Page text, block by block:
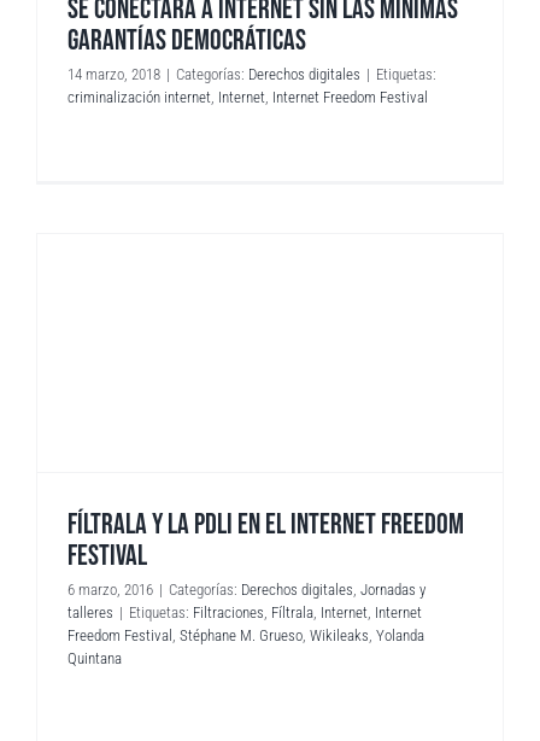
SE CONECTARÁ A INTERNET SIN LAS MÍNIMAS
GARANTÍAS DEMOCRÁTICAS
14 marzo, 2018 | Categorías: Derechos digitales | Etiquetas:
criminalización internet Internet Internet Freedom Festival
FÍLTRALA Y LA PDLI EN EL INTERNET FREEDOM
FESTIVAL
6 marzo, 2016 | Categorías: Derechos digitales, Jornadas y
talleres | Etiquetas: Filtraciones, Fíltrala, Internet, Internet
Freedom Festival , Stéphane M. Grueso, Wikileaks, Yolanda
Quintana